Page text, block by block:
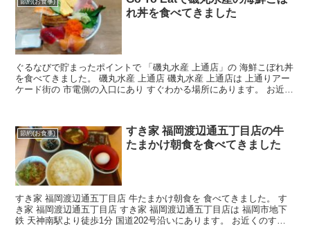
節約(お食事)
れ丼を食べてきました
ぐるなびで貯まったポイントで 「磯丸水産 上通店」の 海鮮こぼれ丼
を食べてきました。 磯丸水産 上通店 磯丸水産 上通店は 上通りアー
ケード街の 市電側の入口にあり すぐわかる場所にあります。 お近く
節約(お食事)
すき家 福岡渡辺通五丁目店の牛
たまかけ朝食を食べてきました
すき家 福岡渡辺通五丁目店 牛たまかけ朝食を 食べてきました。 す
き家 福岡渡辺通五丁目店 すき家 福岡渡辺通五丁目店は 福岡市地下
鉄 天神南駅より徒歩1分 国道202号沿いにあります。 お近くのすき